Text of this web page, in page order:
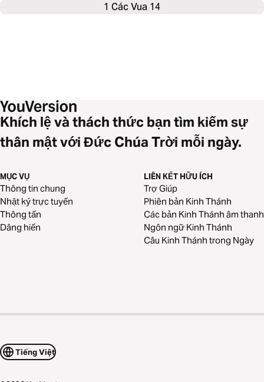
1 Các Vua 14
Khích lệ và thách thức bạn tìm kiếm sự
thân mật với Đức Chúa Trời mỗi ngày.
MỤC VỤ
Thông tin chung
Nhật ký trực tuyến
Thông tấn
Dâng hiến
LIÊN KẾT HỮU ÍCH
Trợ Giúp
Phiên bản Kinh Thánh
Các bản Kinh Thánh âm thanh
Ngôn ngữ Kinh Thánh
Câu Kinh Thánh trong Ngày
Tiếng Việt